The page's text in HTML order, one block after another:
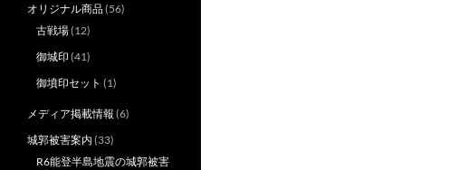
オリジナル商品(56)
古戦場(12)
御城印 (41)
御墳印セット (1)
メディア掲載情報 (6)
城郭被害案内 (33)
R6能登半島地震の城郭被害